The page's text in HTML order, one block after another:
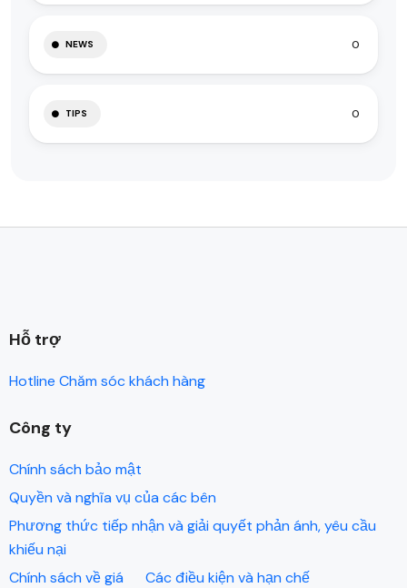
NEWS 0
TIPS 0
Hỗ trợ
Hotline Chăm sóc khách hàng
Công ty
Chính sách bảo mật
Quyền và nghĩa vụ của các bên
Phương thức tiếp nhận và giải quyết phản ánh, yêu cầu
khiếu nại
Chính sách về giá
Các điều kiện và hạn chế